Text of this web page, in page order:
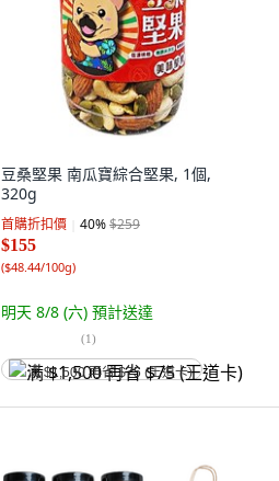
豆桑堅果 南瓜寶綜合堅果, 1個,
320g
首購折扣價 40%$259
$155
($48.44/100g)
明天 8/8 (六) 預計送達
(1)
满 $1,500 再省 $75 (王道卡)